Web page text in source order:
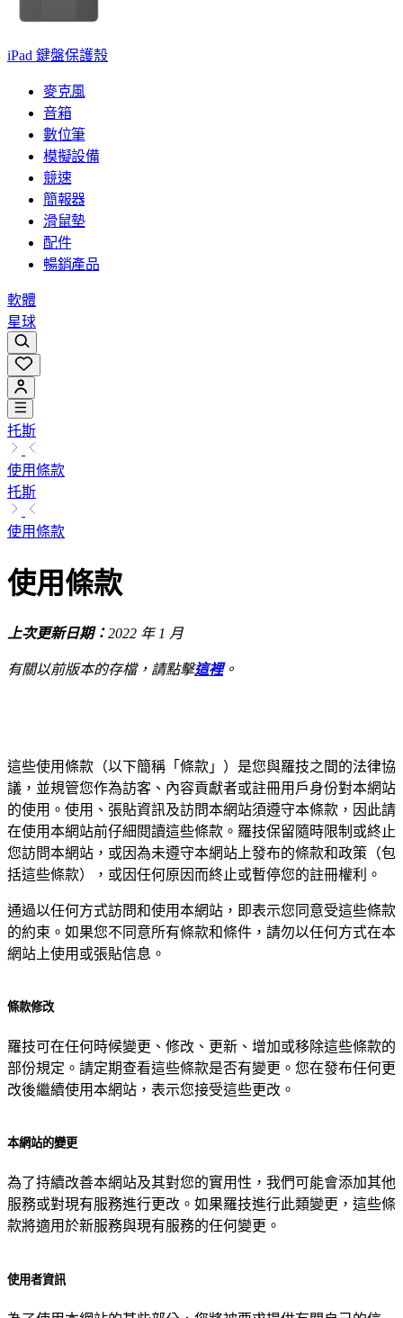
iPad 鍵盤保護殼
麥克風
音箱
數位筆
模擬設備
競速
簡報器
滑鼠墊
配件
暢銷產品
軟體
星球
托斯
使用條款
托斯
使用條款
使用條款
上次更新日期：2022 年 1 月
有關以前版本的存檔，請點擊這裡。
這些使用條款（以下簡稱「條款」）是您與羅技之間的法律協
議，並規管您作為訪客、內容貢獻者或註冊用戶身份對本網站
的使用。使用、張貼資訊及訪問本網站須遵守本條款，因此請
在使用本網站前仔細閱讀這些條款。羅技保留隨時限制或終止
您訪問本網站，或因為未遵守本網站上發布的條款和政策（包
括這些條款），或因任何原因而終止或暫停您的註冊權利。
通過以任何方式訪問和使用本網站，即表示您同意受這些條款
的約束。如果您不同意所有條款和條件，請勿以任何方式在本
網站上使用或張貼信息。
條款修改
羅技可在任何時候變更、修改、更新、增加或移除這些條款的
部份規定。請定期查看這些條款是否有變更。您在發布任何更
改後繼續使用本網站，表示您接受這些更改。
本網站的變更
為了持續改善本網站及其對您的實用性，我們可能會添加其他
服務或對現有服務進行更改。如果羅技進行此類變更，這些條
款將適用於新服務與現有服務的任何變更。
使用者資訊